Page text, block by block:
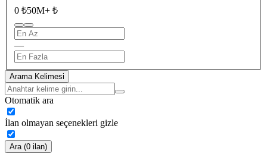
0 ₺50M+ ₺
—
Arama Kelimesi
Otomatik ara
İlan olmayan seçenekleri gizle
Ara (0 ilan)